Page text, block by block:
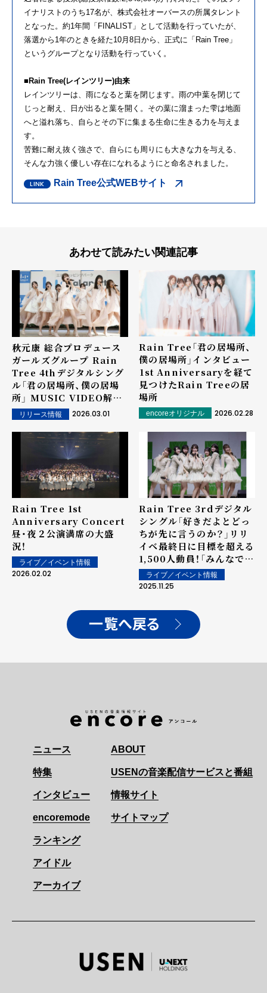
イナリストのうち17名が、株式会社オーバースの所属タレント
となった。約1年間「FINALIST」として活動を行っていたが、
落選から1年のときを経た10月8日から、正式に「Rain Tree」
というグループとなり活動を行っていく。
■Rain Tree(レインツリー)由来
レインツリーは、雨になると葉を閉じます。雨の中葉を閉じて
じっと耐え、日が出ると葉を開く。その葉に溜まった雫は地面
へと溢れ落ち、自らとその下に集まる生命に生きる力を与えま
す。
苦難に耐え抜く強さで、自らにも周りにも大きな力を与える、
そんな力強く優しい存在になれるようにと命名されました。
Rain Tree公式WEBサイト
あわせて読みたい関連記事
秋元康 総合プロデュース
ガールズグループ Rain
Tree 4thデジタルシング
ル「君の居場所、僕の居場
所」 MUSIC VIDEO解禁
桜の花嵐の中舞い踊る7人
自分の居場所を探す彼女た
ちの物語
リリース情報 2026.03.01
Rain Tree「君の居場所、
僕の居場所」インタビュー
――1st Anniversaryを経て
見つけたRain Treeの居
場所
encoreオリジナル 2026.02.28
Rain Tree 1st
Anniversary Concert
昼・夜２公演満席の大盛
況！
ライブ／イベント情報
2026.02.02
Rain Tree 3rdデジタル
シングル「好きだよとどっ
ちが先に言うのか？」リリ
イベ最終日に目標を超える
1,500人動員！「みんなで大
きい夢を叶えたい」
ライブ／イベント情報
2025.11.25
一覧へ戻る
ニュース
特集
インタビュー
encoremode
ランキング
アイドル
アーカイブ
ABOUT
USENの音楽配信サービスと番組
情報サイト
サイトマップ